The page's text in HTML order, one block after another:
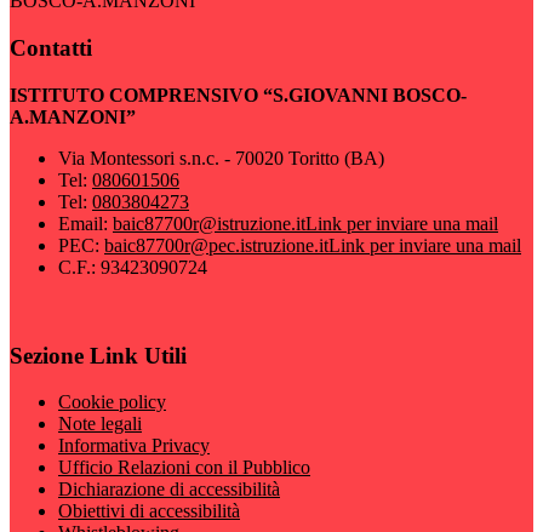
Contatti
ISTITUTO COMPRENSIVO “S.GIOVANNI BOSCO-
A.MANZONI”
Via Montessori s.n.c. - 70020 Toritto (BA)
Tel: 080601506
Tel: 0803804273
Email: baic87700r@istruzione.itLink per inviare una mail
PEC: baic87700r@pec.istruzione.itLink per inviare una mail
C.F.: 93423090724
Sezione Link Utili
Cookie policy
Note legali
Informativa Privacy
Ufficio Relazioni con il Pubblico
Dichiarazione di accessibilità
Obiettivi di accessibilità